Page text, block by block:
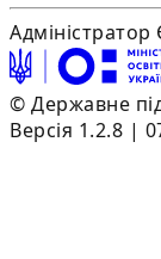
© Державне
Версія 1.2.8 |